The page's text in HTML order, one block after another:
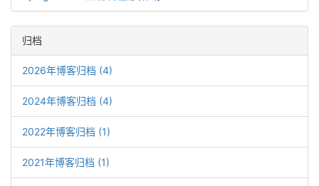
归档
2026年博客归档 (4)
2024年博客归档 (4)
2022年博客归档 (1)
2021年博客归档 (1)